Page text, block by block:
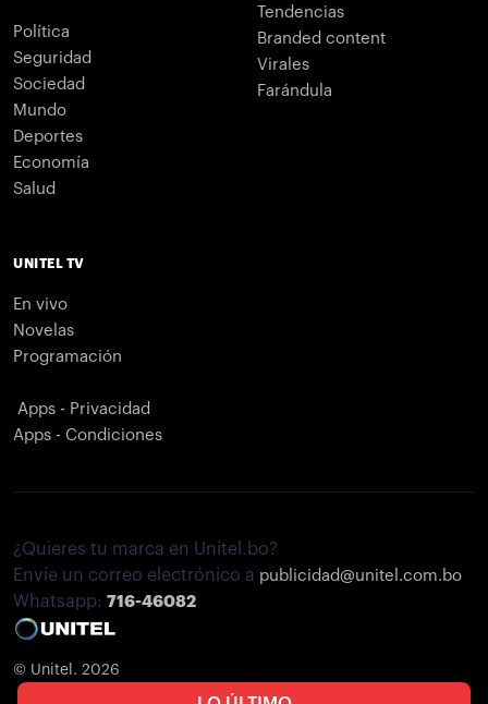
Política
Seguridad
Sociedad
Mundo
Deportes
Economía
Salud
Tendencias
Branded content
Virales
Farándula
UNITEL TV
En vivo
Novelas
Programación
Apps - Privacidad
Apps - Condiciones
¿Quieres tu marca en Unitel.bo?
Envíe un correo electrónico a publicidad@unitel.com.bo
Whatsapp: 716-46082
© Unitel. 2026